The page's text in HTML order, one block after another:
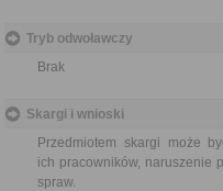
Tryb odwoławczy
Brak
Skargi i wnioski
Przedmiotem skargi może
ich pracowników, naruszenie
spraw.